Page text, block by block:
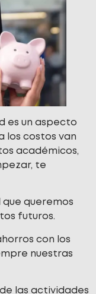
es un aspecto
los costos van
académicos,
te
queremos
futuros.
con los
nuestras
las actividades